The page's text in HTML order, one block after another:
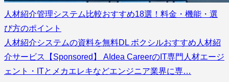
人材紹介管理システム比較おすすめ18選！料金・機能・選
び方のポイント
人材紹介システムの資料を無料DL ボクシルおすすめ人材紹
介サービス【Sponsored】 AIdea CareerのIT専門人材エージ
ェント・ITとメカエレキなどエンジニア業界に専…